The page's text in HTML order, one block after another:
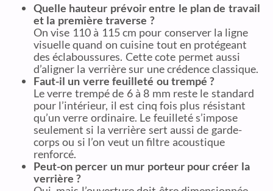
Quelle hauteur prévoir entre le plan de travail
et la première traverse ?
On vise 110 à 115 cm pour conserver la ligne
visuelle quand on cuisine tout en protégeant
des éclaboussures. Cette cote permet aussi
d’aligner la verrière sur une crédence classique.
Faut-il un verre feuilleté ou trempé ?
Le verre trempé de 6 à 8 mm reste le standard
pour l’intérieur, il est cinq fois plus résistant
qu’un verre ordinaire. Le feuilleté s’impose
seulement si la verrière sert aussi de garde-
corps ou si l’on veut un filtre acoustique
renforcé.
Peut-on percer un mur porteur pour créer la
verrière ?